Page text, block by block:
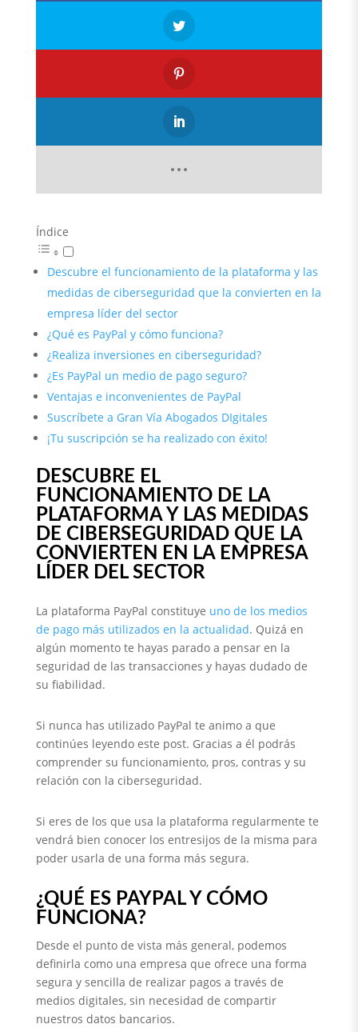
Índice
Descubre el funcionamiento de la plataforma y las
medidas de ciberseguridad que la convierten en la
empresa líder del sector
¿Qué es PayPal y cómo funciona?
¿Realiza inversiones en ciberseguridad?
¿Es PayPal un medio de pago seguro?
Ventajas e inconvenientes de PayPal
Suscríbete a Gran Vía Abogados DIgitales
¡Tu suscripción se ha realizado con éxito!
DESCUBRE EL
FUNCIONAMIENTO DE LA
PLATAFORMA Y LAS MEDIDAS
DE CIBERSEGURIDAD QUE LA
CONVIERTEN EN LA EMPRESA
LÍDER DEL SECTOR
La plataforma PayPal constituye uno de los medios
de pago más utilizados en la actualidad. Quizá en
algún momento te hayas parado a pensar en la
seguridad de las transacciones y hayas dudado de
su fiabilidad.
Si nunca has utilizado PayPal te animo a que
continúes leyendo este post. Gracias a él podrás
comprender su funcionamiento, pros, contras y su
relación con la ciberseguridad.
Si eres de los que usa la plataforma regularmente te
vendrá bien conocer los entresijos de la misma para
poder usarla de una forma más segura.
¿QUÉ ES PAYPAL Y CÓMO
FUNCIONA?
Desde el punto de vista más general, podemos
definirla como una empresa que ofrece una forma
segura y sencilla de realizar pagos a través de
medios digitales, sin necesidad de compartir
nuestros datos bancarios.